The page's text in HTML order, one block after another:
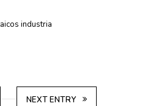
industria
NEXT ENTRY